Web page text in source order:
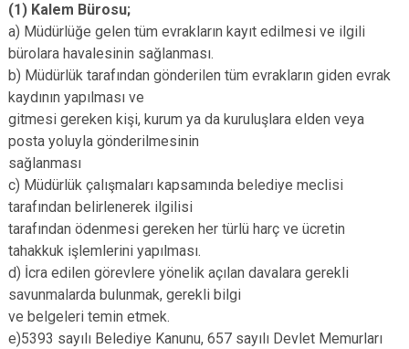
(1) Kalem Bürosu;
a) Müdürlüğe gelen tüm evrakların kayıt edilmesi ve ilgili
bürolara havalesinin sağlanması.
b) Müdürlük tarafından gönderilen tüm evrakların giden evrak
kaydının yapılması ve
gitmesi gereken kişi, kurum ya da kuruluşlara elden veya
posta yoluyla gönderilmesinin
sağlanması
c) Müdürlük çalışmaları kapsamında belediye meclisi
tarafından belirlenerek ilgilisi
tarafından ödenmesi gereken her türlü harç ve ücretin
tahakkuk işlemlerini yapılması.
d) İcra edilen görevlere yönelik açılan davalara gerekli
savunmalarda bulunmak, gerekli bilgi
ve belgeleri temin etmek.
e)5393 sayılı Belediye Kanunu, 657 sayılı Devlet Memurları